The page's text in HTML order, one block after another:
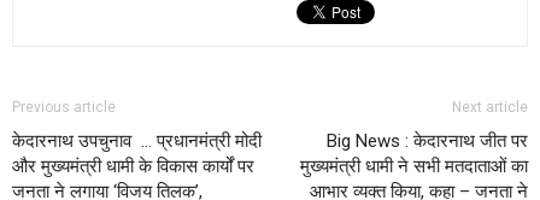
Previous article
केदारनाथ उपचुनाव … प्रधानमंत्री मोदी
और मुख्यमंत्री धामी के विकास कार्यों पर
जनता ने लगाया ‘विजय तिलक’,
Next article
Big News : केदारनाथ जीत पर
मुख्यमंत्री धामी ने सभी मतदाताओं का
आभार व्यक्त किया, कहा – जनता ने